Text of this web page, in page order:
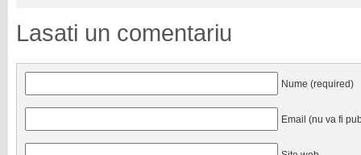
Lasati un comentariu
Nume (required)
Email (nu va fi